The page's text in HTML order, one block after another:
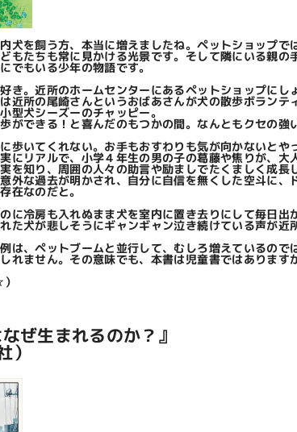
犬を飼う方、本当に増えましたね。ペットショップ
もたちも常に見かける光景です。そして隣にいる親
でもいる少年の物語です。
き。近所のホームセンターにあるペットショップに
近所の尾崎さんというおばあさんが犬の散歩ボランテ
型犬シーズーのチャッピー。
ができる！と喜んだのもつかの間。なんともクセの強
歩いてくれない。お手もおすわりも気が向かないと
にリアルで、小学４年生の男の子の葛藤や焦りが、大
を知り、周囲の人々の助言や励ましでたくましく成長
外な過去が明かされ、自分に自信を無くした空斗に
在なのだと。
に冷房も入れぬまま犬を室内に置き去りにして毎日
た犬が悲しそうにギャンギャン泣き続けている声が近
は、ペットブームと並行して、むしろ増えているの
れません。その意味でも、本書は児童書ではあります
ぜ生まれるのか？』
）